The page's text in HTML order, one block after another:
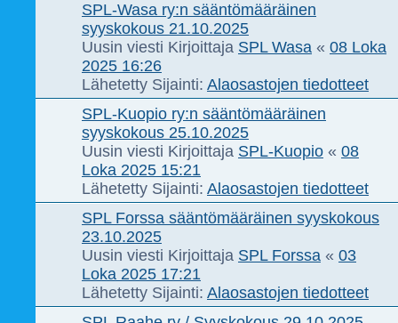
SPL-Wasa ry:n sääntömääräinen
syyskokous 21.10.2025
Uusin viesti Kirjoittaja SPL Wasa « 08 Loka
2025 16:26
Lähetetty Sijainti: Alaosastojen tiedotteet
SPL-Kuopio ry:n sääntömääräinen
syyskokous 25.10.2025
Uusin viesti Kirjoittaja SPL-Kuopio « 08
Loka 2025 15:21
Lähetetty Sijainti: Alaosastojen tiedotteet
SPL Forssa sääntömääräinen syyskokous
23.10.2025
Uusin viesti Kirjoittaja SPL Forssa « 03
Loka 2025 17:21
Lähetetty Sijainti: Alaosastojen tiedotteet